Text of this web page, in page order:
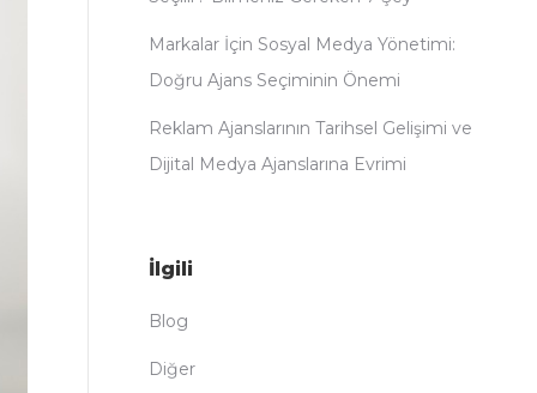
Markalar İçin Sosyal Medya Yönetimi:
Doğru Ajans Seçiminin Önemi
Reklam Ajanslarının Tarihsel Gelişimi ve
Dijital Medya Ajanslarına Evrimi
İlgili
Blog
Diğer